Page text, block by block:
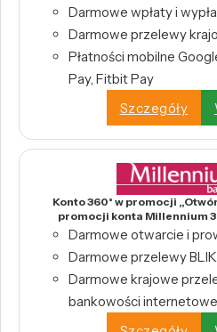
Darmowe wpłaty i
Darmowe przelewy
Płatności mobilne
Pay, Fitbit Pay
Szczegóły
Konto 360° w promocji
promocji konta Millennium
Darmowe otwarcie i
Darmowe przelewy
Darmowe krajowe
bankowości